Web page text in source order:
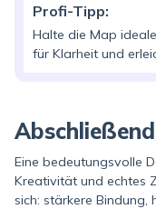
Profi-Tipp:
Halte die Map
für Klarheit und
Eine bedeutungsvolle
Kreativität und echtes
sich: stärkere Bindung,